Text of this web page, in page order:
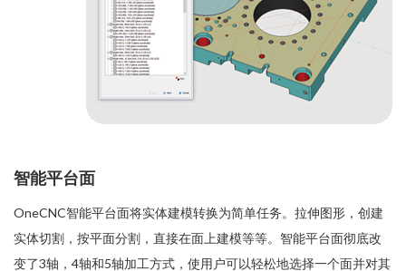
智能平台面
OneCNC智能平台面将实体建模转换为简单任务。拉伸图形，创建
实体切割，按平面分割，直接在面上建模等等。智能平台面彻底改
变了3轴，4轴和5轴加工方式，使用户可以轻松地选择一个面并对其